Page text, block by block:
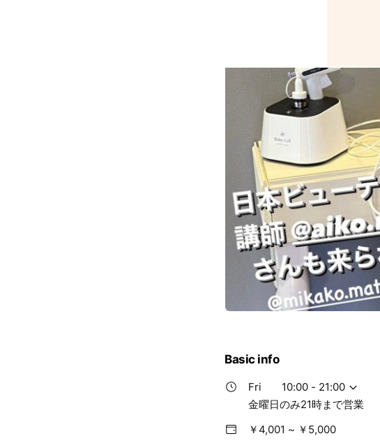
Basic info
Fri
10:00 - 21:00
金曜日のみ21時まで営業
￥4,001 ~ ￥5,000